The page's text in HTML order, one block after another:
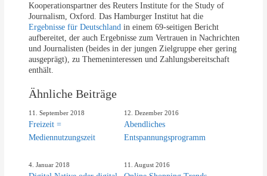
Kooperationspartner des Reuters Institute for the Study of
Journalism, Oxford. Das Hamburger Institut hat die
Ergebnisse für Deutschland in einem 69-seitigen Bericht
aufbereitet, der auch Ergebnisse zum Vertrauen in Nachrichten
und Journalisten (beides in der jungen Zielgruppe eher gering
ausgeprägt), zu Themeninteressen und Zahlungsbereitschaft
enthält.
Ähnliche Beiträge
11. September 2018
Freizeit =
Mediennutzungszeit
12. Dezember 2016
Abendliches
Entspannungsprogramm
4. Januar 2018 11. August 2016